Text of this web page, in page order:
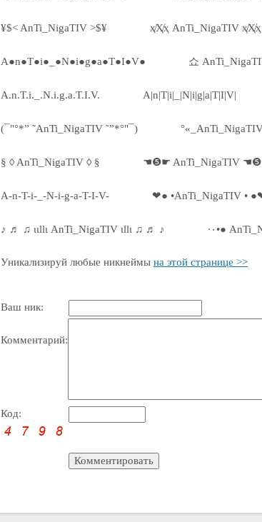
¥$< AnTi_NigaTIV >$¥ ҳ̸Ҳ̸ҳ AnTi_NigaTIV ҳ̸Ҳ̸ҳ
A●n●T●i●_●N●i●g●a●T●I●V● 쇼
A.n.T.i._.N.i.g.a.T.I.V. A|n|T|i|_|N|i|g|a|T|I|V|
(¯"°*” ˜AnTi_NigaTIV ˜”*°"¯)
§ ◊ AnTi_NigaTIV ◊ § ☚❺☛ AnTi_NigaTIV
A-n-T-i-_-N-i-g-a-T-I-V- ❤● •AnTi_NigaTIV •
♪ ♬ ♫ ιιllι AnTi_NigaTIV ιllι ♫ ♬ ♪
Уникализируй любые никнеймы на этой странице >>
Ваш ник:
Комментарий:
Код: